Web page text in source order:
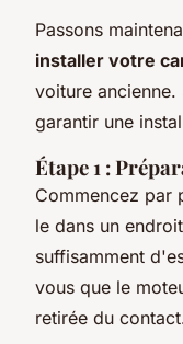
Passons
installer votre
voiture
garantir une
Étape 1 :
Commencez par
le dans un
suffisamment
vous que le
retirée du